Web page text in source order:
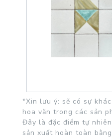
*Xin lưu ý: sẽ có sự
hoa văn trong các sản
Đây là đặc điểm tự
sản xuất hoàn toàn